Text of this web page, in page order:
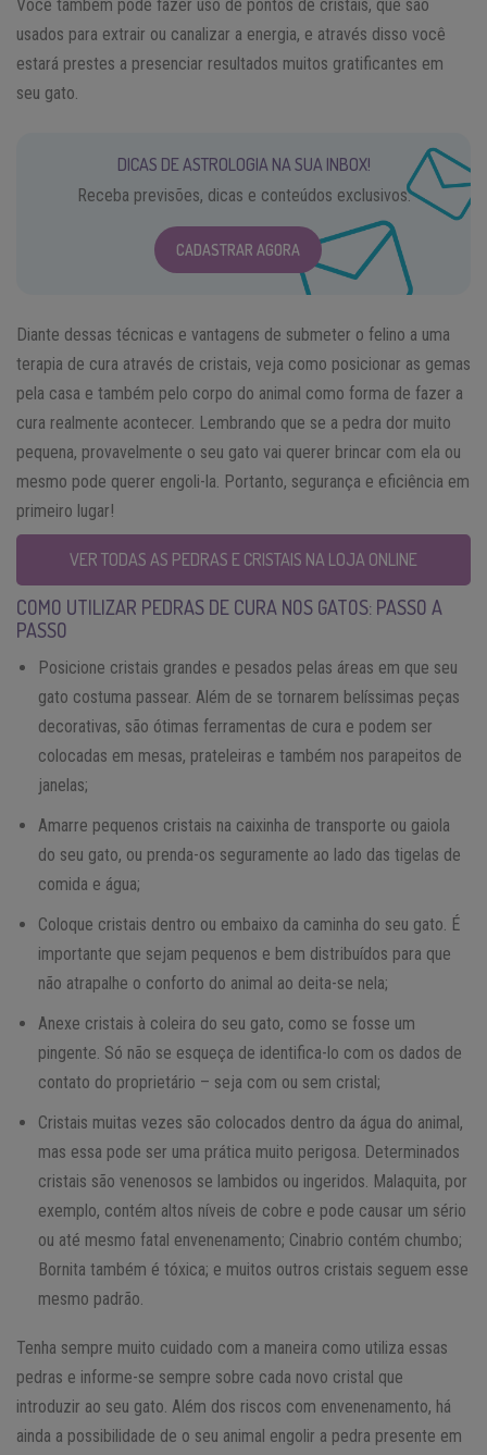
Você também pode fazer uso de pontos de cristais, que são
usados para extrair ou canalizar a energia, e através disso você
estará prestes a presenciar resultados muitos gratificantes em
seu gato.
DICAS DE ASTROLOGIA NA SUA INBOX!
Receba previsões, dicas e conteúdos exclusivos.
CADASTRAR AGORA
Diante dessas técnicas e vantagens de submeter o felino a uma
terapia de cura através de cristais, veja como posicionar as gemas
pela casa e também pelo corpo do animal como forma de fazer a
cura realmente acontecer. Lembrando que se a pedra dor muito
pequena, provavelmente o seu gato vai querer brincar com ela ou
mesmo pode querer engoli-la. Portanto, segurança e eficiência em
primeiro lugar!
VER TODAS AS PEDRAS E CRISTAIS NA LOJA ONLINE
COMO UTILIZAR PEDRAS DE CURA NOS GATOS: PASSO A
PASSO
Posicione cristais grandes e pesados pelas áreas em que seu
gato costuma passear. Além de se tornarem belíssimas peças
decorativas, são ótimas ferramentas de cura e podem ser
colocadas em mesas, prateleiras e também nos parapeitos de
janelas;
Amarre pequenos cristais na caixinha de transporte ou gaiola
do seu gato, ou prenda-os seguramente ao lado das tigelas de
comida e água;
Coloque cristais dentro ou embaixo da caminha do seu gato. É
importante que sejam pequenos e bem distribuídos para que
não atrapalhe o conforto do animal ao deita-se nela;
Anexe cristais à coleira do seu gato, como se fosse um
pingente. Só não se esqueça de identifica-lo com os dados de
contato do proprietário – seja com ou sem cristal;
Cristais muitas vezes são colocados dentro da água do animal,
mas essa pode ser uma prática muito perigosa. Determinados
cristais são venenosos se lambidos ou ingeridos. Malaquita, por
exemplo, contém altos níveis de cobre e pode causar um sério
ou até mesmo fatal envenenamento; Cinabrio contém chumbo;
Bornita também é tóxica; e muitos outros cristais seguem esse
mesmo padrão.
Tenha sempre muito cuidado com a maneira como utiliza essas
pedras e informe-se sempre sobre cada novo cristal que
introduzir ao seu gato. Além dos riscos com envenenamento, há
ainda a possibilidade de o seu animal engolir a pedra presente em